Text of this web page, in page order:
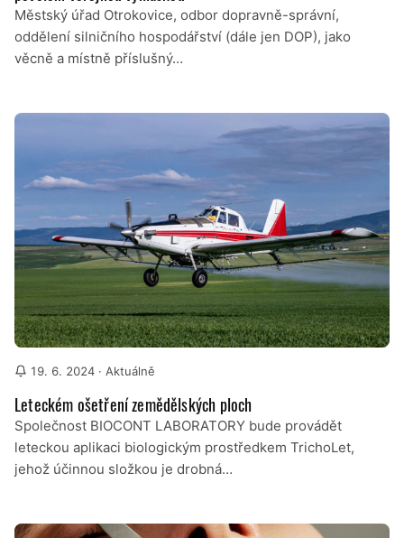
Městský úřad Otrokovice, odbor dopravně-správní,
oddělení silničního hospodářství (dále jen DOP), jako
věcně a místně příslušný…
19. 6. 2024 · Aktuálně
Leteckém ošetření zemědělských ploch
Společnost BIOCONT LABORATORY bude provádět
leteckou aplikaci biologickým prostředkem TrichoLet,
jehož účinnou složkou je drobná…